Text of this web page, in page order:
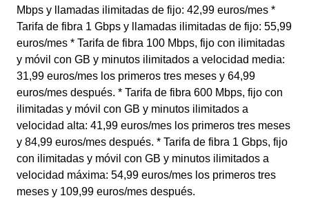
Mbps y llamadas ilimitadas de fijo: 42,99 euros/mes *
Tarifa de fibra 1 Gbps y llamadas ilimitadas de fijo: 55,99
euros/mes * Tarifa de fibra 100 Mbps, fijo con ilimitadas
y móvil con GB y minutos ilimitados a velocidad media:
31,99 euros/mes los primeros tres meses y 64,99
euros/mes después. * Tarifa de fibra 600 Mbps, fijo con
ilimitadas y móvil con GB y minutos ilimitados a
velocidad alta: 41,99 euros/mes los primeros tres meses
y 84,99 euros/mes después. * Tarifa de fibra 1 Gbps, fijo
con ilimitadas y móvil con GB y minutos ilimitados a
velocidad máxima: 54,99 euros/mes los primeros tres
meses y 109,99 euros/mes después.